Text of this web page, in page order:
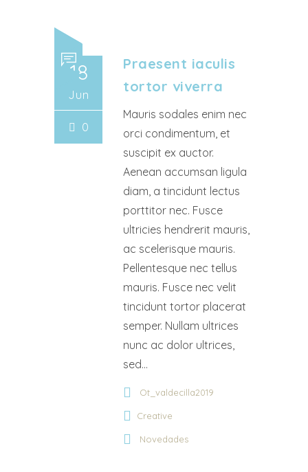
18
Jun
0
Praesent iaculis
tortor viverra
Mauris sodales enim nec
orci condimentum, et
suscipit ex auctor.
Aenean accumsan ligula
diam, a tincidunt lectus
porttitor nec. Fusce
ultricies hendrerit mauris,
ac scelerisque mauris.
Pellentesque nec tellus
mauris. Fusce nec velit
tincidunt tortor placerat
semper. Nullam ultrices
nunc ac dolor ultrices,
sed...
Ot_valdecilla2019
Creative
Novedades